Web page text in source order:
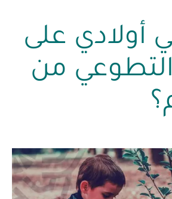
أولادي على
من